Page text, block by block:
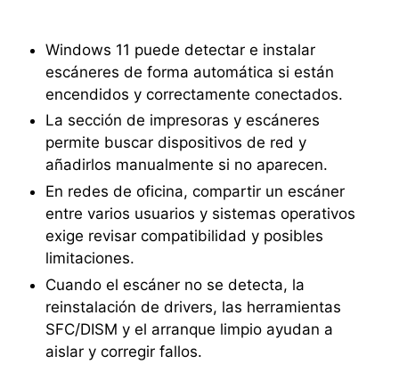
Windows 11 puede detectar e instalar
escáneres de forma automática si están
encendidos y correctamente conectados.
La sección de impresoras y escáneres
permite buscar dispositivos de red y
añadirlos manualmente si no aparecen.
En redes de oficina, compartir un escáner
entre varios usuarios y sistemas operativos
exige revisar compatibilidad y posibles
limitaciones.
Cuando el escáner no se detecta, la
reinstalación de drivers, las herramientas
SFC/DISM y el arranque limpio ayudan a
aislar y corregir fallos.